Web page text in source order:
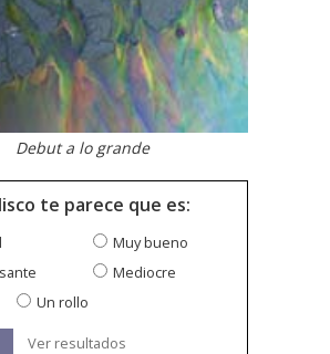
Debut a lo grande
te parece que es:
Muy bueno
Mediocre
Un rollo
Ver resultados